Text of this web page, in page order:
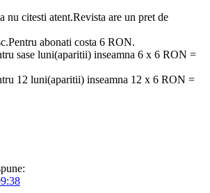
nu citesti atent.Revista are un pret de
abonati costa 6 RON.
sase luni(aparitii) inseamna 6 x 6 RON =
12 luni(aparitii) inseamna 12 x 6 RON =